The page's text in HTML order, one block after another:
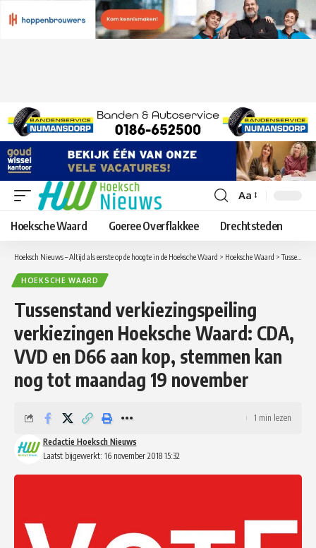
Lettergrootte
aanpassen
Aa
Hoeksche Waard Goeree Overflakkee Drechtsteden
Hoeksch Nieuws – Altijd als eerste op de hoogte in de Hoeksche Waard > Hoeksche Waard >Tussenstand verkiezingspeiling verkiezingen Hoeksche Waard: CDA, VVD en D66 aan kop, stemmen kan nog tot maandag 19 november
HOEKSCHE WAARD
Tussenstand verkiezingspeiling
verkiezingen Hoeksche Waard: CDA,
VVD en D66 aan kop, stemmen kan
nog tot maandag 19 november
Laatst bijgewerkt: 16 november 2018 15:32
Redactie Hoeksch Nieuws
1 min lezen